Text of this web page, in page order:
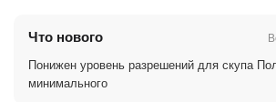
Возможности системы:
Nika.AI — создаёт обучение за секунды
Что нового
Понижен уровень разрешений для скупа
минимального